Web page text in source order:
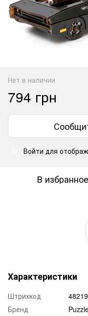
Нет в наличии
794 грн
Войти для
В избранное
Характеристики
Штрихкод
Бренд